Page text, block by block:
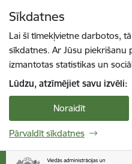
Sīkdatnes
Lai šī tīmekļvietne darbotos,
sīkdatnes. Ar Jūsu piekrišanu
izmantotas statistikas un
Lūdzu, atzīmējiet savu izvēli:
Noraidīt
Pārvaldīt sīkdatnes